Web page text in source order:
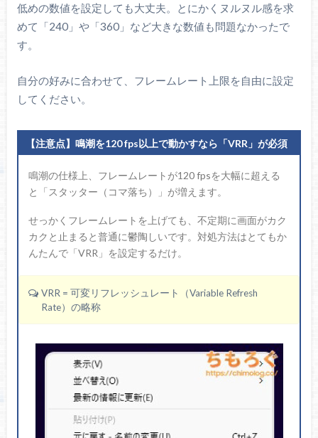
低めの数値を設定しても大丈夫。とにかくヌルヌル感を求
めて「240」や「360」など大きな数値も問題なかったで
す。
自分の好みに合わせて、フレームレート上限を自由に設定
してください。
【注意点】鳴潮を120 fps以上で動かすなら「VRR」が必須
鳴潮の仕様上、フレームレートが120 fpsを大幅に超える
と「スタッター（コマ落ち）」が増えます。
せっかくフレームレートを上げても、不定期に画面がカク
カクと止まると普通に鬱陶しいです。対処方法はとてもか
んたんで「VRR」を設定するだけ。
VRR = 可変リフレッシュレート（Variable Refresh
Rate）の略称